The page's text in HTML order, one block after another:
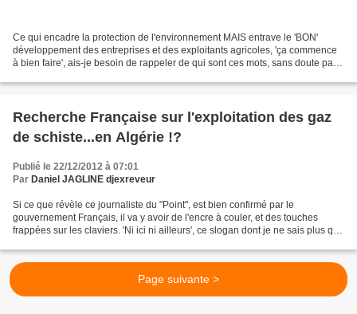
Ce qui encadre la protection de l'environnement MAIS entrave le 'BON'
développement des entreprises et des exploitants agricoles, 'ça commence
à bien faire', ais-je besoin de rappeler de qui sont ces mots, sans doute pas,
Recherche Française sur l'exploitation des gaz
de schiste...en Algérie !?
Publié le 22/12/2012 à 07:01
Par Daniel JAGLINE djexreveur
Si ce que révèle ce journaliste du "Point", est bien confirmé par le
gouvernement Français, il va y avoir de l'encre à couler, et des touches
frappées sur les claviers. 'Ni ici ni ailleurs', ce slogan dont je ne sais plus qui
Page suivante >